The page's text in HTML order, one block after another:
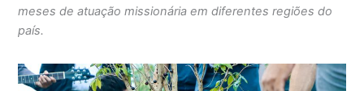
meses de atuação missionária em diferentes regiões do
país.